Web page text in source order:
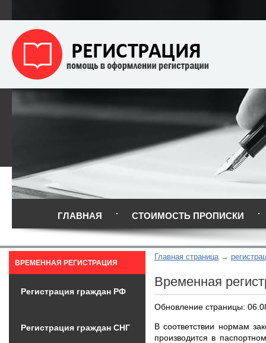
ГЛАВНАЯ СТОИМОСТЬ ПРОПИСКИ
Главная страница
Временная
Обновление страницы:
В соответствии нормам
производится в
ВРЕМЕННАЯ РЕГИСТРАЦИЯ
Регистрация граждан РФ
Регистрация граждан СНГ